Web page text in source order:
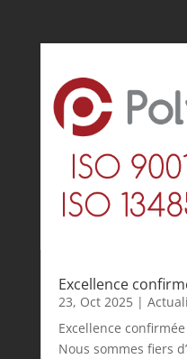
Excellence
23, Oct 2025|
Excellence
Nous sommes fiers